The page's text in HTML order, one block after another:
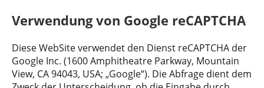
Verwendung von Google reCAPTCHA
Diese WebSite verwendet den Dienst reCAPTCHA der
Google Inc. (1600 Amphitheatre Parkway, Mountain
View, CA 94043, USA; „Google“). Die Abfrage dient dem